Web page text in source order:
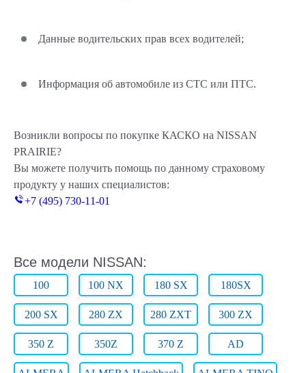
Данные водительских прав всех водителей;
Информация об автомобиле из СТС или ПТС.
Возникли вопросы по покупке КАСКО на NISSAN
PRAIRIE?
Вы можете получить помощь по данному страховому
продукту у наших специалистов:
+7 (495) 730-11-01
Все модели NISSAN:
100 100 NX 180 SX 180SX
200 SX 280 ZX 280 ZXT 300 ZX
350 Z 350Z 370 Z AD